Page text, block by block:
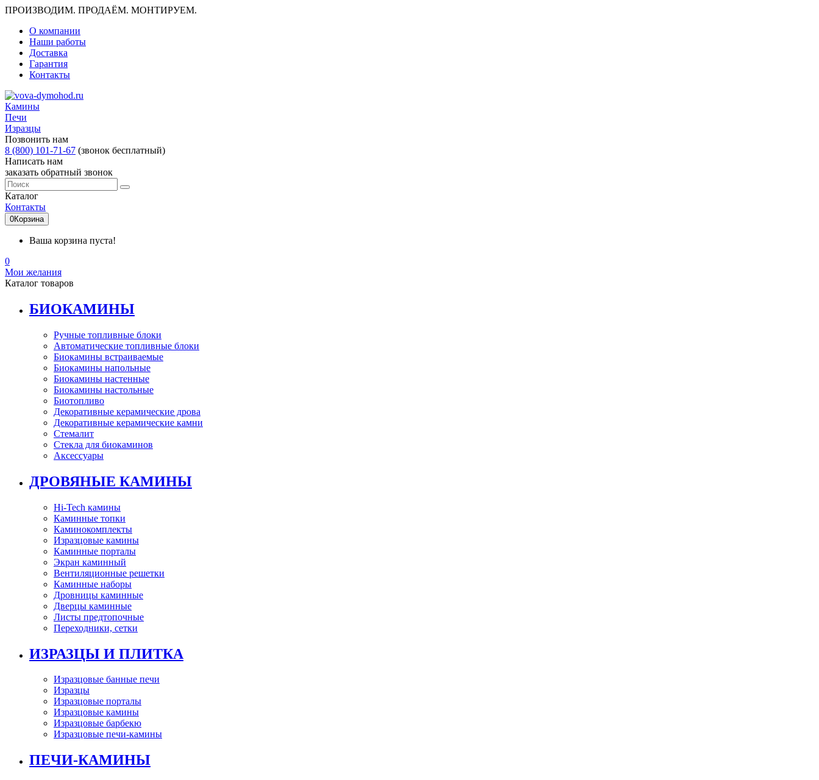
ПРОИЗВОДИМ. ПРОДАЁМ. МОНТИРУЕМ.
О компании
Наши работы
Доставка
Гарантия
Контакты
Камины
Печи
Изразцы
Позвонить нам
8 (800) 101-71-67 (звонок бесплатный)
Написать нам
заказать обратный звонок
Каталог
Контакты
0Корзина
Ваша корзина пуста!
0
Мои желания
Каталог товаров
БИОКАМИНЫ
Ручные топливные блоки
Автоматические топливные блоки
Биокамины встраиваемые
Биокамины напольные
Биокамины настенные
Биокамины настольные
Биотопливо
Декоративные керамические дрова
Декоративные керамические камни
Стемалит
Стекла для биокаминов
Аксессуары
ДРОВЯНЫЕ КАМИНЫ
Hi-Tech камины
Каминные топки
Каминокомплекты
Изразцовые камины
Каминные порталы
Экран каминный
Вентиляционные решетки
Каминные наборы
Дровницы каминные
Дверцы каминные
Листы предтопочные
Переходники, сетки
ИЗРАЗЦЫ И ПЛИТКА
Изразцовые банные печи
Изразцы
Изразцовые порталы
Изразцовые камины
Изразцовые барбекю
Изразцовые печи-камины
ПЕЧИ-КАМИНЫ